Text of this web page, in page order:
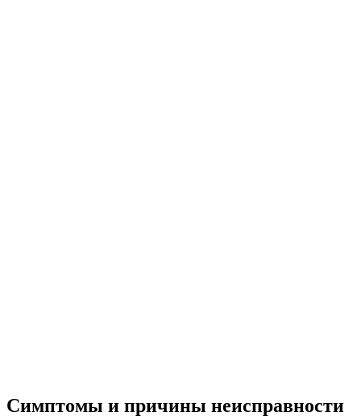
Симптомы и причины неисправности